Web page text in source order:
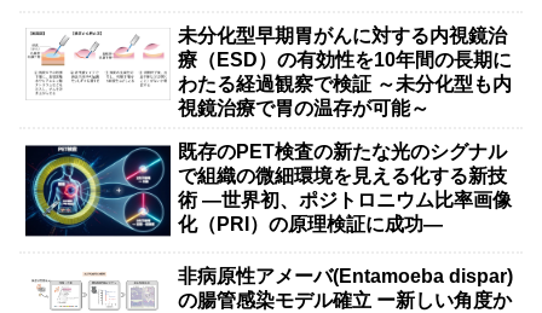
未分化型早期胃がんに対する内視鏡治
療（ESD）の有効性を10年間の長期に
わたる経過観察で検証 ～未分化型も内
視鏡治療で胃の温存が可能～
既存のPET検査の新たな光のシグナル
で組織の微細環境を見える化する新技
術 ―世界初、ポジトロニウム比率画像
化（PRI）の原理検証に成功―
非病原性アメーバ(Entamoeba dispar)
の腸管感染モデル確立 ー新しい角度か